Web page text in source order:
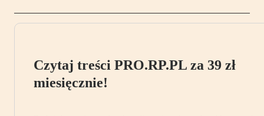
Czytaj treści PRO.RP.PL za 39 zł
miesięcznie!